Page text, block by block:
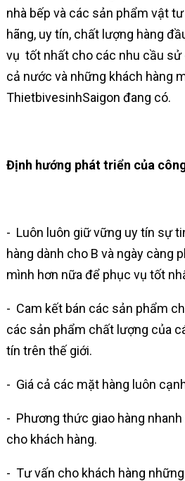
nhà bếp và các sản phẩm vật
hãng, uy tín, chất lượng hàng
vụ tốt nhất cho các nhu cầu sử
cả nước và những khách hàng
ThietbivesinhSaigon đang có.
Định hướng phát triển của
- Luôn luôn giữ vững uy tín sự
hàng dành cho B và ngày càng
mình hơn nữa để phục vụ tốt
- Cam kết bán các sản phẩm
các sản phẩm chất lượng của
tín trên thế giới.
- Giá cả các mặt hàng luôn
- Phương thức giao hàng
cho khách hàng.
- Tư vấn cho khách hàng